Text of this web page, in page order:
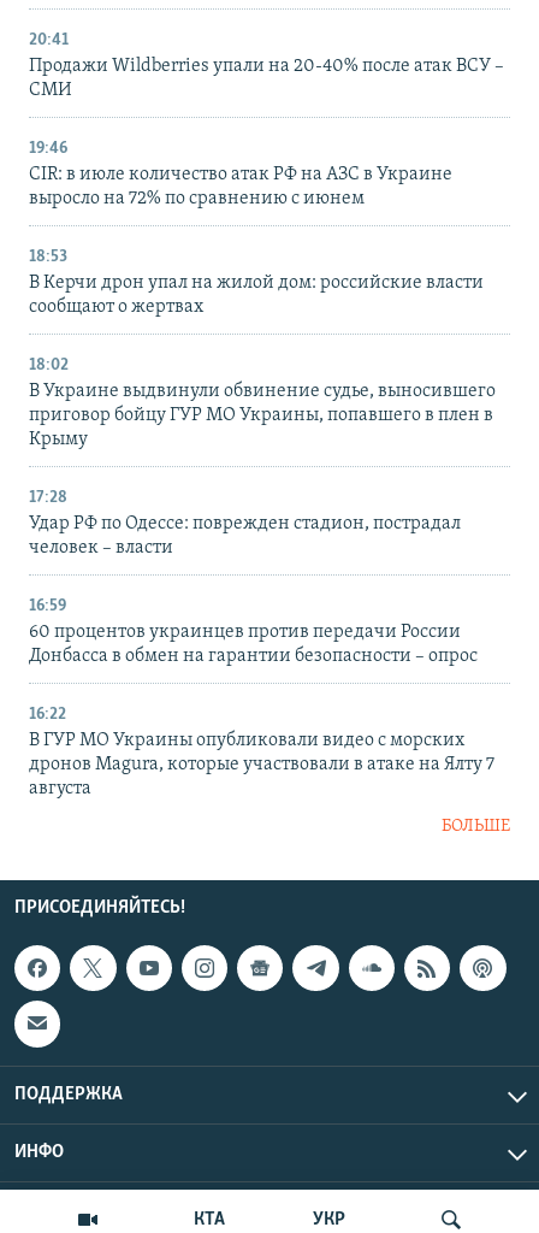
КТА УКР
20:41
Продажи Wildberries упали на 20-40% после атак ВСУ –
СМИ
19:46
CIR: в июле количество атак РФ на АЗС в Украине
выросло на 72% по сравнению с июнем
18:53
В Керчи дрон упал на жилой дом: российские власти
сообщают о жертвах
18:02
В Украине выдвинули обвинение судье, выносившего
приговор бойцу ГУР МО Украины, попавшего в плен в
Крыму
17:28
Удар РФ по Одессе: поврежден стадион, пострадал
человек – власти
16:59
60 процентов украинцев против передачи России
Донбасса в обмен на гарантии безопасности – опрос
16:22
В ГУР МО Украины опубликовали видео с морских
дронов Magura, которые участвовали в атаке на Ялту 7
августа
БОЛЬШЕ
ПРИСОЕДИНЯЙТЕСЬ!
ПОДДЕРЖКА
ИНФО
Copyright Крым.Реалии, 2026 | Все права защищены.
UTC+3